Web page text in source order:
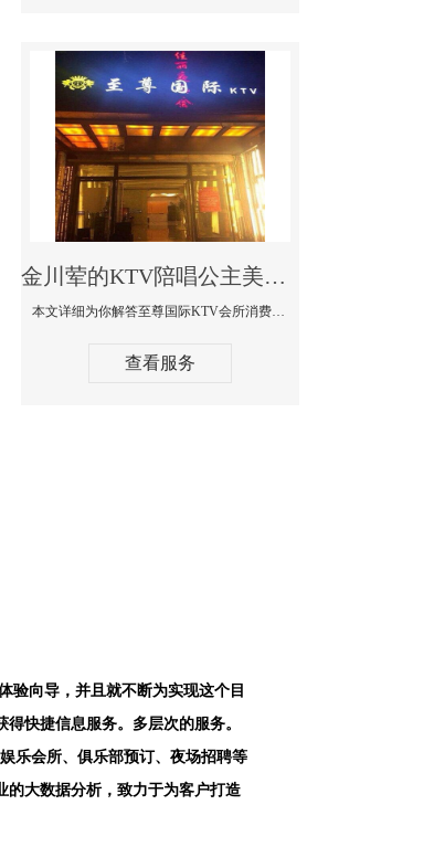
金川荤的KTV陪唱公主美女哪家最多-至尊国际KTV会所消费价格
本文详细为你解答至尊国际KTV会所消费价格点评，更多关于荤的KTV陪唱公主美女哪家最多免费咨询1312 0333301微信同步！
查看服务
验向导，并且就不断为实现这个目
快捷信息服务。多层次的服务。
乐会所、俱乐部预订、夜场招聘等
的大数据分析，致力于为客户打造